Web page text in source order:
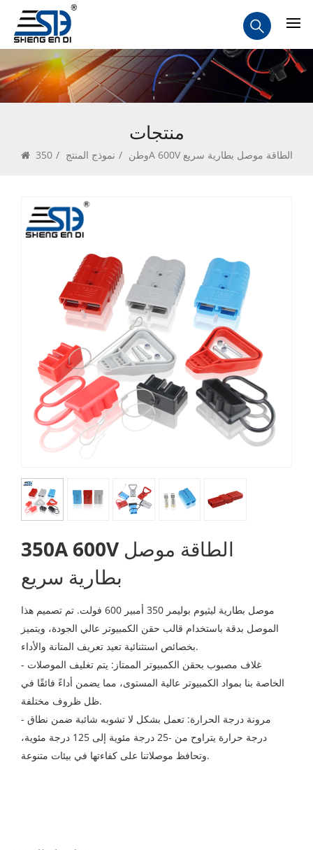
منتجات
وطن / نموذج المنتج / 350A 600V الطاقة موصل بطارية سريع
350A 600V الطاقة موصل
بطارية سريع
موصل بطارية ليثيوم بوليمر 350 أمبير 600 فولت. تم تصميم هذا
الموصل بدقة باستخدام قالب حقن الكمبيوتر عالي الجودة، ويتميز
بخصائص استثنائية تعيد تعريف المتانة والأداء.
- غلاف مصبوب بحقن الكمبيوتر الممتاز: يتم تغليف الموصلات
الخاصة بنا بمواد الكمبيوتر عالية المستوى، مما يضمن أداءً فائقًا في
ظل ظروف مختلفة.
- مرونة درجة الحرارة: تعمل بشكل لا تشوبه شائبة ضمن نطاق
درجة حرارة يتراوح من -25 درجة مئوية إلى 125 درجة مئوية،
وتحافظ موصلاتنا على كفاءتها في بيئات متنوعة.